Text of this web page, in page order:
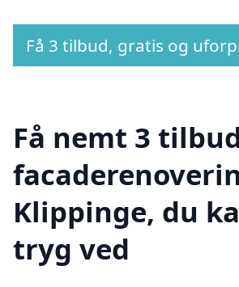
Få 3 tilbud, gratis og
Få nemt 3
Klippinge, du
tryg ved